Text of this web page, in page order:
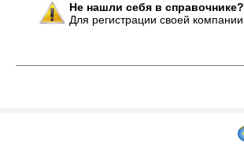
Не нашли себя в справочнике?
Для регистрации своей компании